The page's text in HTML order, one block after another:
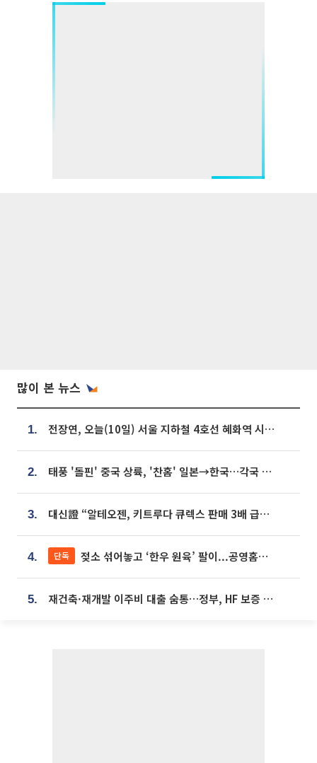
많이 본 뉴스
1. 전장연, 오늘(10일) 서울 지하철 4호선 혜화역 시위…1호선 용산역 무정차
2. 태풍 '돌핀' 중국 상륙, '찬홈' 일본→한국…각국 기상청 예상 경로는?
3. 대신證 “알테오젠, 키트루다 큐렉스 판매 3배 급증…목표가 41만원 상향”
4. 단독 젖소 섞어놓고 ‘한우 원육’ 팔이...공영홈쇼핑 표기·검증 구멍
5. 재건축·재개발 이주비 대출 숨통…정부, HF 보증 신설 추진